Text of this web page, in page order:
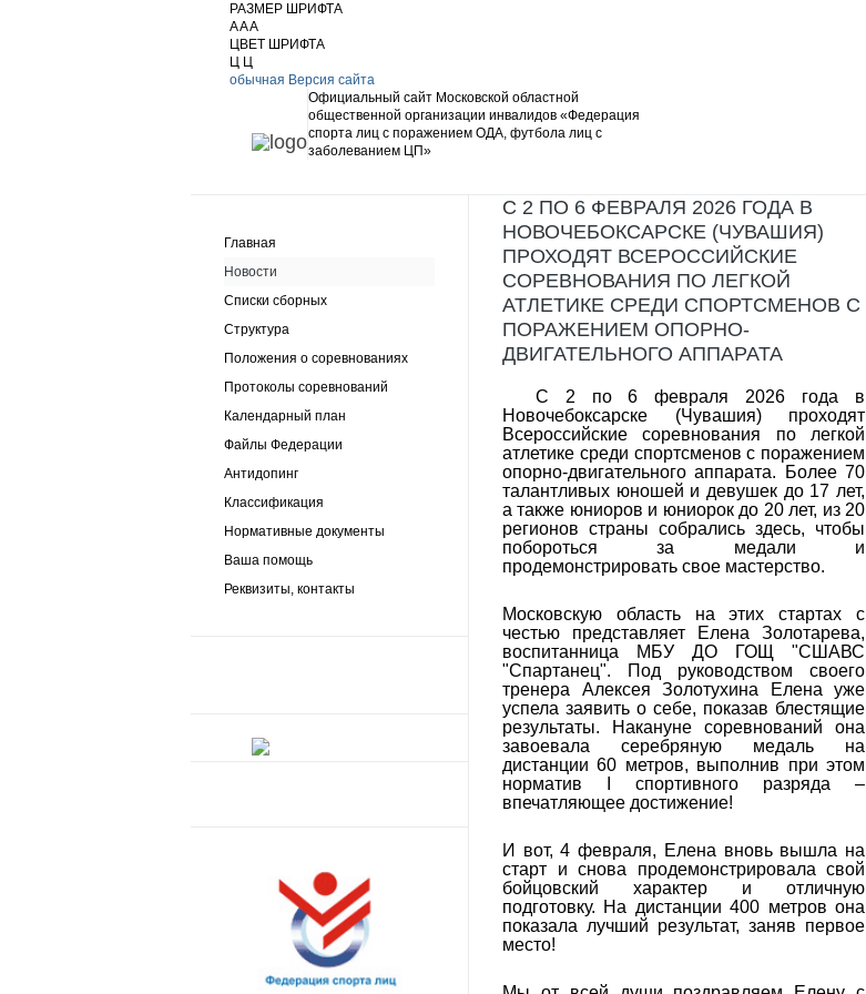
РАЗМЕР ШРИФТА
AAA
ЦВЕТ ШРИФТА
Ц Ц
обычная Версия сайта
Официальный сайт Московской областной
общественной организации инвалидов «Федерация
спорта лиц с поражением ОДА, футбола лиц с
заболеванием ЦП»
С 2 ПО 6 ФЕВРАЛЯ 2026 ГОДА В
НОВОЧЕБОКСАРСКЕ (ЧУВАШИЯ)
ПРОХОДЯТ ВСЕРОССИЙСКИЕ
СОРЕВНОВАНИЯ ПО ЛЕГКОЙ
АТЛЕТИКЕ СРЕДИ СПОРТСМЕНОВ С
ПОРАЖЕНИЕМ ОПОРНО-
ДВИГАТЕЛЬНОГО АППАРАТА
С 2 по 6 февраля 2026 года в
Новочебоксарске (Чувашия) проходят
Всероссийские соревнования по легкой
атлетике среди спортсменов с поражением
опорно-двигательного аппарата. Более 70
талантливых юношей и девушек до 17 лет,
а также юниоров и юниорок до 20 лет, из 20
регионов страны собрались здесь, чтобы
побороться за медали и
продемонстрировать свое мастерство.
Московскую область на этих стартах с
честью представляет Елена Золотарева,
воспитанница МБУ ДО ГОЩ "СШАВС
"Спартанец". Под руководством своего
тренера Алексея Золотухина Елена уже
успела заявить о себе, показав блестящие
результаты. Накануне соревнований она
завоевала серебряную медаль на
дистанции 60 метров, выполнив при этом
норматив I спортивного разряда –
впечатляющее достижение!
И вот, 4 февраля, Елена вновь вышла на
старт и снова продемонстрировала свой
бойцовский характер и отличную
подготовку. На дистанции 400 метров она
показала лучший результат, заняв первое
место!
Главная
Новости
Списки сборных
Структура
Положения о соревнованиях
Протоколы соревнований
Календарный план
Файлы Федерации
Антидопинг
Классификация
Нормативные документы
Ваша помощь
Реквизиты, контакты